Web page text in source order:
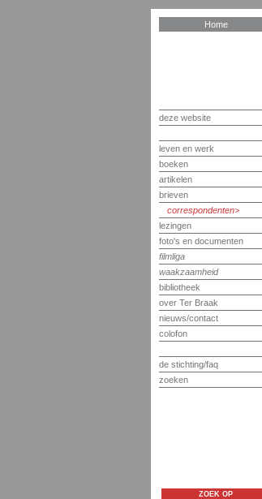
Home
deze website
leven en werk
boeken
artikelen
brieven
correspondenten
lezingen
foto's en documenten
filmliga
waakzaamheid
bibliotheek
over Ter Braak
nieuws/contact
colofon
de stichting/faq
zoeken
ZOEK OP